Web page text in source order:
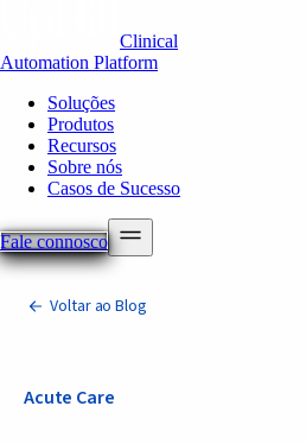
Clinical
Automation Platform
Soluções
Produtos
Recursos
Sobre nós
Casos de Sucesso
Fale connosco
Voltar ao Blog
Acute Care